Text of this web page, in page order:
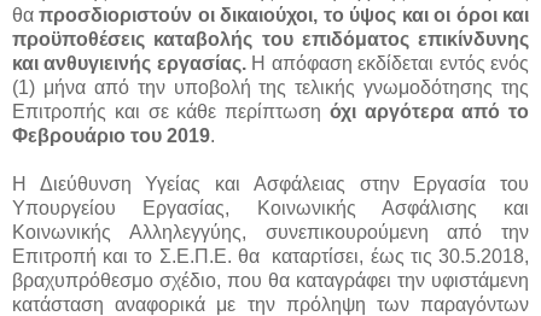
θαπροσδιοριστούν οι δικαιούχοι, το ύψος και οι όροι και
προϋποθέσεις καταβολής του επιδόματος επικίνδυνης
και ανθυγιεινής εργασίας.Η απόφαση εκδίδεται εντός ενός
(1) μήνα από την υποβολή της τελικής γνωμοδότησης της
Επιτροπής και σε κάθε περίπτωση όχι αργότερα από το
Φεβρουάριο του 2019.
Η Διεύθυνση Υγείας και Ασφάλειας στην Εργασία του
Υπουργείου Εργασίας, Κοινωνικής Ασφάλισης και
Κοινωνικής Αλληλεγγύης, συνεπικουρούμενη από την
Επιτροπή και το Σ.Ε.Π.Ε. θα καταρτίσει, έως τις 30.5.2018,
βραχυπρόθεσμο σχέδιο, που θα καταγράφει την υφιστάμενη
κατάσταση αναφορικά με την πρόληψη των παραγόντων